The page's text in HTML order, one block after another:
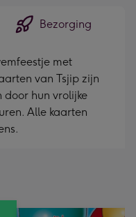
Bezorging
met
van Tsjip zijn
door hun vrolijke
Alle kaarten